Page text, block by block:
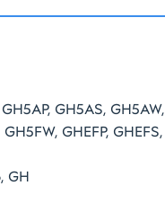
GH5AS, GH5AW,
GHEFP, GHEFS,
GH